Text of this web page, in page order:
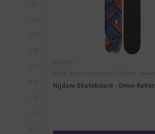
Nijdam
Skate, Wave- en Longboard - Nijdam -
Nijdam Skateboard - Omni